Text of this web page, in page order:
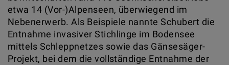
etwa 14 (Vor-)Alpenseen, überwiegend im
Nebenerwerb. Als Beispiele nannte Schubert die
Entnahme invasiver Stichlinge im Bodensee
mittels Schleppnetzes sowie das Gänsesäger-
Projekt, bei dem die vollständige Entnahme der